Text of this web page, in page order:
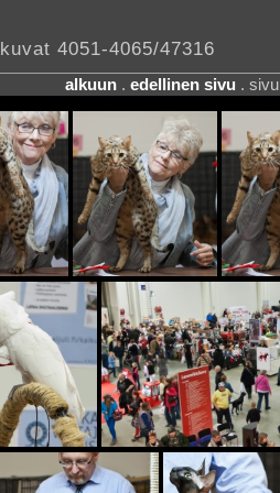
kuvat 4051-4065/47316
alkuun . edellinen sivu .